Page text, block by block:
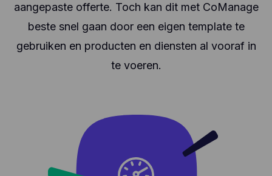
aangepaste offerte. Toch kan dit met CoManage
beste snel gaan door een eigen template te
gebruiken en producten en diensten al vooraf in
te voeren.